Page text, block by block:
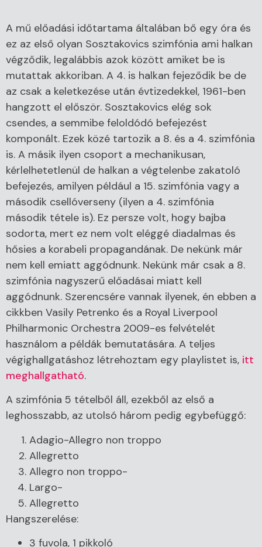
A mű előadási időtartama általában bő egy óra és
ez az első olyan Sosztakovics szimfónia ami halkan
végződik, legalábbis azok között amiket be is
mutattak akkoriban. A 4. is halkan fejeződik be de
az csak a keletkezése után évtizedekkel, 1961-ben
hangzott el először. Sosztakovics elég sok
csendes, a semmibe feloldódó befejezést
komponált. Ezek közé tartozik a 8. és a 4. szimfónia
is. A másik ilyen csoport a mechanikusan,
kérlelhetetlenül de halkan a végtelenbe zakatoló
befejezés, amilyen például a 15. szimfónia vagy a
második csellóverseny (ilyen a 4. szimfónia
második tétele is). Ez persze volt, hogy bajba
sodorta, mert ez nem volt eléggé diadalmas és
hősies a korabeli propagandának. De nekünk már
nem kell emiatt aggódnunk. Nekünk már csak a 8.
szimfónia nagyszerű előadásai miatt kell
aggódnunk. Szerencsére vannak ilyenek, én ebben a
cikkben Vasily Petrenko és a Royal Liverpool
Philharmonic Orchestra 2009-es felvételét
használom a példák bemutatására. A teljes
végighallgatáshoz létrehoztam egy playlistet is, itt
meghallgatható.
A szimfónia 5 tételből áll, ezekből az első a
leghosszabb, az utolsó három pedig egybefüggő:
Adagio-Allegro non troppo
Allegretto
Allegro non troppo-
Largo-
Allegretto
Hangszerelése:
3 fuvola, 1 pikkoló